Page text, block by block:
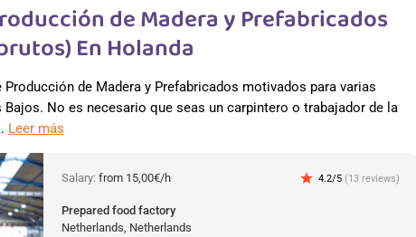
de Madera y Prefabricados
En Holanda
Producción de Madera y Prefabricados motivados para varias
No es necesario que seas un carpintero o trabajador de la
Leer más
Salary: from 15,00€/h star 4.2/5 (13 reviews)
Prepared food factory
Netherlands, Netherlands